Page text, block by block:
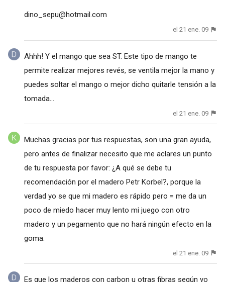
dino_sepu@hotmail.com
el 21 ene. 09
Ahhh! Y el mango que sea ST. Este tipo de mango te
permite realizar mejores revés, se ventila mejor la mano y
puedes soltar el mango o mejor dicho quitarle tensión a la
tomada...
el 21 ene. 09
Muchas gracias por tus respuestas, son una gran ayuda,
pero antes de finalizar necesito que me aclares un punto
de tu respuesta por favor: ¿A qué se debe tu
recomendación por el madero Petr Korbel?, porque la
verdad yo se que mi madero es rápido pero = me da un
poco de miedo hacer muy lento mi juego con otro
madero y un pegamento que no hará ningún efecto en la
goma.
el 21 ene. 09
Es que los maderos con carbon u otras fibras según yo